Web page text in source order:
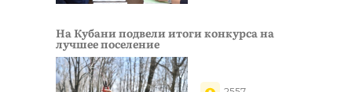
На Кубани подвели итоги конкурса на
лучшее поселение